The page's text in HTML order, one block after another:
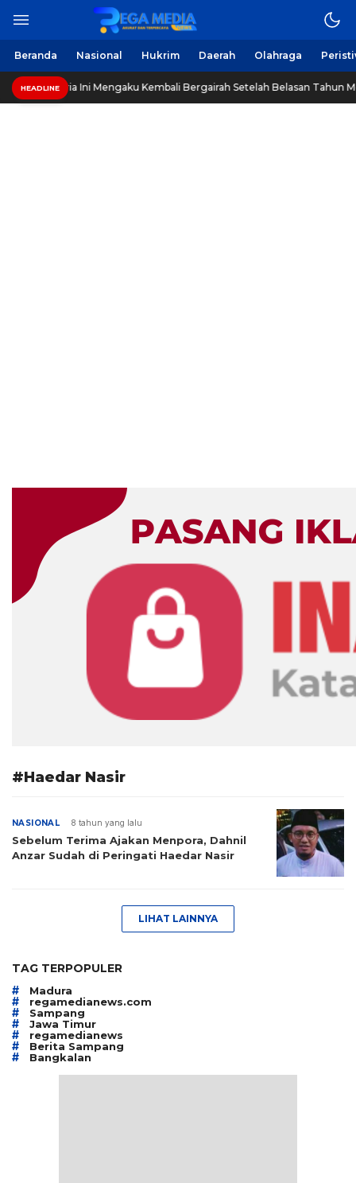
Regamedianews.com
Berita Harian Online
Beranda Nasional Hukrim Daerah Olahraga
HEADLINEPria Ini Mengaku Kembali Bergairah Setelah Belasan Tahun
#Haedar Nasir
NASIONAL 8 tahun yang lalu
Sebelum Terima Ajakan Menpora, Dahnil
Anzar Sudah di Peringati Haedar Nasir
LIHAT LAINNYA
TAG TERPOPULER
# Madura
# regamedianews.com
# Sampang
# Jawa Timur
# regamedianews
# Berita Sampang
# Bangkalan